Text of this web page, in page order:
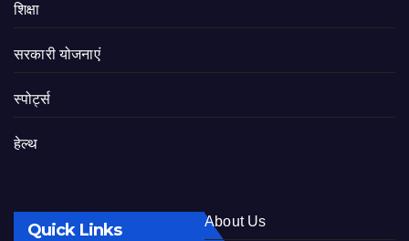
शिक्षा
सरकारी योजनाएं
स्पोर्ट्स
हेल्थ
Quick Links About Us